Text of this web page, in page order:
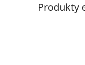
Produkty